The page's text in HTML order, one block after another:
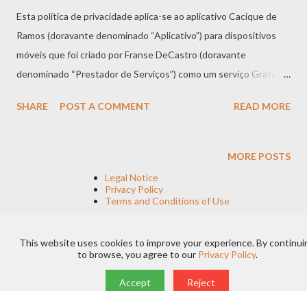
Esta política de privacidade aplica-se ao aplicativo Cacique de
Ramos (doravante denominado “Aplicativo”) para dispositivos
móveis que foi criado por Franse DeCastro (doravante
denominado “Prestador de Serviços”) como um serviço Gratuito.
uso de informações O Aplicativo coleta informações quando
como - O endereço de protocolo da Internet do seu dispositivo
visita, a hora e a data da sua visita, o tempo gasto nessas
páginas - O tempo gasto no aplicativo - O sistema operacional
informações precisas sobre a localização do seu dispositivo
você forneceu para entrar em contato com você de tempos em
SHARE POST A COMMENT READ MORE
MORE POSTS
Legal Notice
Privacy Policy
Terms and Conditions of Use
This website uses cookies to improve your experience. By
to browse, you agree to our Privacy Policy.
Accept Reject
Powered by Blogger
by Franse DeCastro